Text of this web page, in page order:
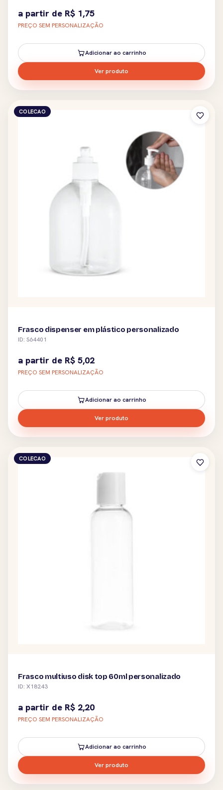
a partir de R$ 1,75
PREÇO SEM PERSONALIZAÇÃO
Adicionar ao carrinho
Ver produto
COLECAO
Frasco dispenser em plástico personalizado
ID: S64401
a partir de R$ 5,02
PREÇO SEM PERSONALIZAÇÃO
Adicionar ao carrinho
Ver produto
COLECAO
Frasco multiuso disk top 60ml personalizado
ID: X18243
a partir de R$ 2,20
PREÇO SEM PERSONALIZAÇÃO
Adicionar ao carrinho
Ver produto